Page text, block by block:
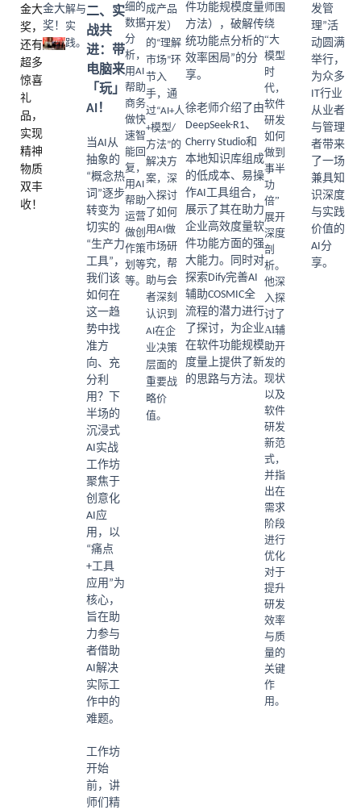
发管
理”活
动圆满
举行，
为众多
IT行业
从业者
与管理
者带来
了一场
兼具知
识深度
与实践
价值的
AI分
享。
师围
绕
“大
模型
时
代，
软件
研发
如何
做到
事半
功
倍”
展开
深度
剖
析。
他深
入探
讨了
AI辅
助开
发的
现状
以及
软件
研发
新范
式，
并指
出在
需求
阶段
进行
优化
对于
提升
研发
效率
与质
量的
关键
作
用。
件功能规模度量
方法），破解传
统功能点分析的
效率困局”的分
享。
徐老师介绍了由
DeepSeek-R1、
Cherry Studio和
本地知识库组成
的低成本、易操
作AI工具组合，
展示了其在助力
企业高效度量软
件功能方面的强
大能力。同时对
探索Dify完善AI
辅助COSMIC全
流程的潜力进行
了探讨，为企业
在软件功能规模
度量上提供了新
的思路与方法。
成产品
开发）
的“理解
市场”环
节入
手，通
过“AI+人
+模型/
方法”的
解决方
案，深
入探讨
了如何
用AI做
市场研
究，帮
助与会
者深刻
认识到
AI在企
业决策
层面的
重要战
略价
值。
细的
数据
分
析，
用AI
帮助
商务
做快
速智
能回
复，
用AI
帮助
运营
做创
作策
划等
等。
二、实
战共
进：带
电脑来
「玩」
AI！
当AI从
抽象的
“概念热
词”逐步
转变为
切实的
“生产力
工具”，
我们该
如何在
这一趋
势中找
准方
向、充
分利
用？下
半场的
沉浸式
AI实战
工作坊
聚焦于
创意化
AI应
用，以
“痛点
+工具
应用”为
核心，
旨在助
力参与
者借助
AI解决
实际工
作中的
难题。
工作坊
开始
前，讲
师们精
解与
实
践。
金大
奖！
金大
奖，
还有
超多
惊喜
礼
品，
实现
精神
物质
双丰
收！